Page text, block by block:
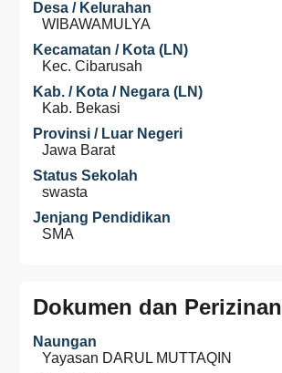
Desa / Kelurahan
WIBAWAMULYA
Kecamatan / Kota (LN)
Kec. Cibarusah
Kab. / Kota / Negara (LN)
Kab. Bekasi
Provinsi / Luar Negeri
Jawa Barat
Status Sekolah
swasta
Jenjang Pendidikan
SMA
Dokumen dan Perizinan
Naungan
Yayasan DARUL MUTTAQIN